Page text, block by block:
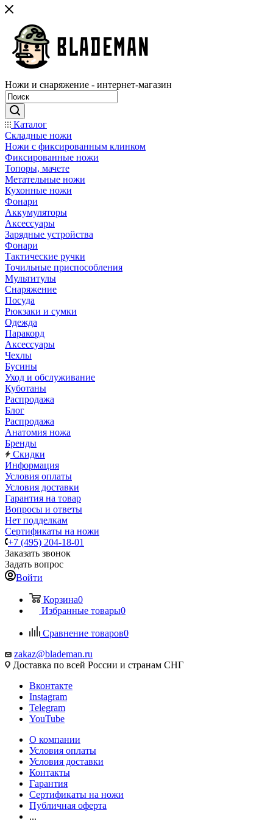
Ножи и снаряжение - интернет-магазин
Каталог
Складные ножи
Ножи с фиксированным клинком
Фиксированные ножи
Топоры, мачете
Метательные ножи
Кухонные ножи
Фонари
Аккумуляторы
Аксессуары
Зарядные устройства
Фонари
Тактические ручки
Точильные приспособления
Мультитулы
Снаряжение
Посуда
Рюкзаки и сумки
Одежда
Паракорд
Аксессуары
Чехлы
Бусины
Уход и обслуживание
Куботаны
Распродажа
Блог
Распродажа
Анатомия ножа
Бренды
Скидки
Информация
Условия оплаты
Условия доставки
Гарантия на товар
Вопросы и ответы
Нет подделкам
Сертификаты на ножи
+7 (495) 204-18-01
Заказать звонок
Задать вопрос
Войти
Корзина0
Избранные товары0
Сравнение товаров0
zakaz@blademan.ru
Доставка по всей России и странам СНГ
Вконтакте
Instagram
Telegram
YouTube
О компании
Условия оплаты
Условия доставки
Контакты
Гарантия
Сертификаты на ножи
Публичная оферта
...